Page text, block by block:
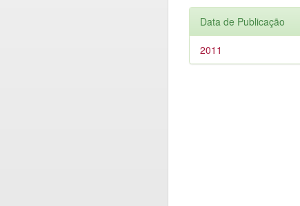
Data de Publicação
2011